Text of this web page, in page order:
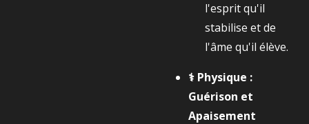
l'esprit qu'il
stabilise et de
l'âme qu'il élève.
⚕️ Physique :
Guérison et
Apaisement